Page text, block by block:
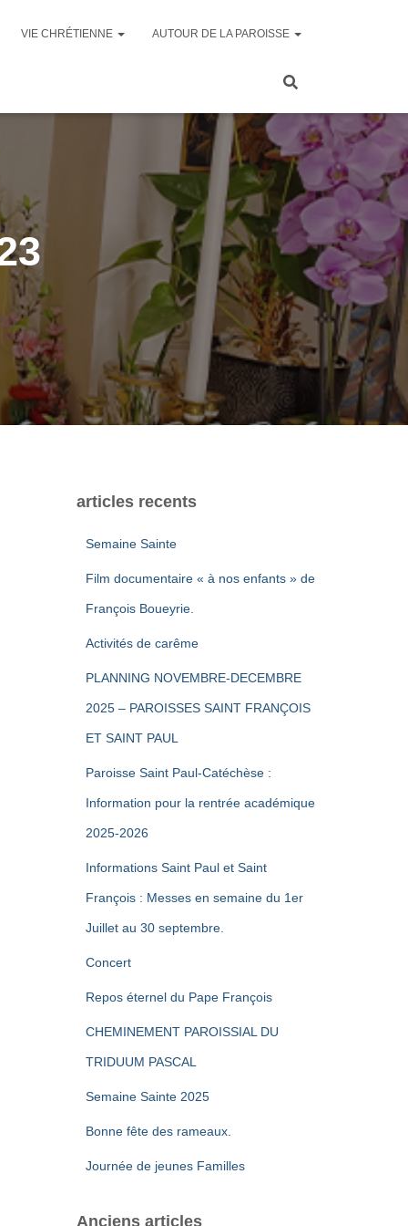
VIE CHRÉTIENNE AUTOUR DE LA PAROISSE
articles recents
Semaine Sainte
Film documentaire « à nos enfants » de
François Boueyrie.
Activités de carême
PLANNING NOVEMBRE-DECEMBRE
2025 – PAROISSES SAINT FRANÇOIS
ET SAINT PAUL
Paroisse Saint Paul-Catéchèse :
Information pour la rentrée académique
2025-2026
Informations Saint Paul et Saint
François : Messes en semaine du 1er
Juillet au 30 septembre.
Concert
Repos éternel du Pape François
CHEMINEMENT PAROISSIAL DU
TRIDUUM PASCAL
Semaine Sainte 2025
Bonne fête des rameaux.
Journée de jeunes Familles
Anciens articles